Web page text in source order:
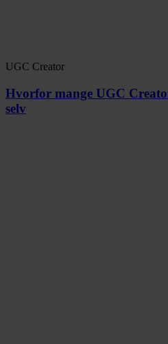
UGC Creator
Hvorfor mange UGC
selv